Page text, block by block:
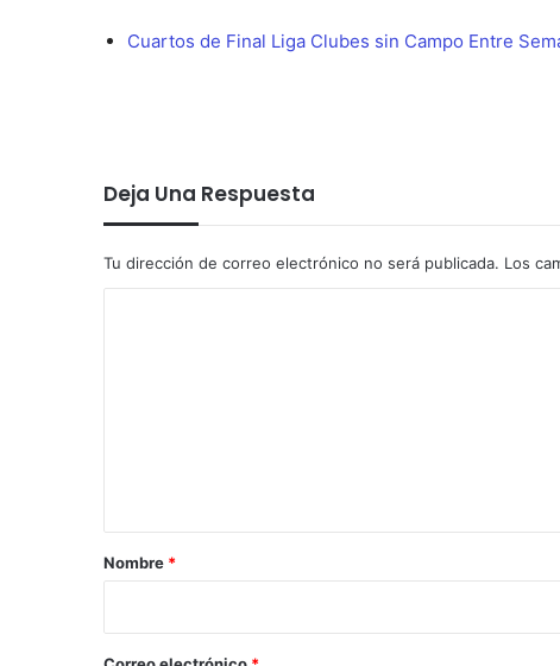
Cuartos de Final Liga Clubes sin Campo Entre
Deja Una Respuesta
Tu dirección de correo electrónico no será publicada. Los
rNombre *